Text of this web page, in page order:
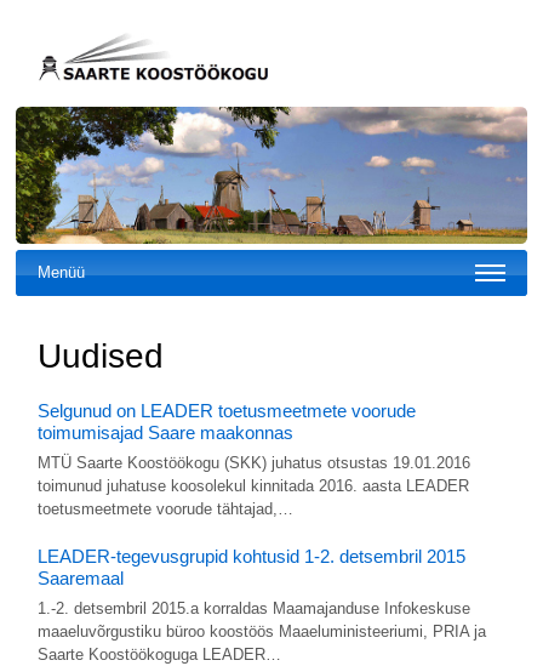
Menüü
Uudised
Selgunud on LEADER toetusmeetmete voorude
toimumisajad Saare maakonnas
MTÜ Saarte Koostöökogu (SKK) juhatus otsustas 19.01.2016
toimunud juhatuse koosolekul kinnitada 2016. aasta LEADER
toetusmeetmete voorude tähtajad,…
LEADER-tegevusgrupid kohtusid 1-2. detsembril 2015
Saaremaal
1.-2. detsembril 2015.a korraldas Maamajanduse Infokeskuse
maaeluvõrgustiku büroo koostöös Maaeluministeeriumi, PRIA ja
Saarte Koostöökoguga LEADER…